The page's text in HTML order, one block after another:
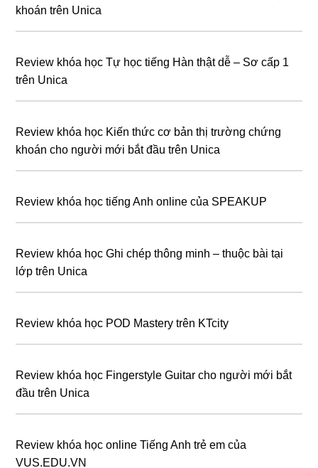
khoán trên Unica
Review khóa học Tự học tiếng Hàn thật dễ – Sơ cấp 1
trên Unica
Review khóa học Kiến thức cơ bản thị trường chứng
khoán cho người mới bắt đầu trên Unica
Review khóa học tiếng Anh online của SPEAKUP
Review khóa học Ghi chép thông minh – thuộc bài tại
lớp trên Unica
Review khóa học POD Mastery trên KTcity
Review khóa học Fingerstyle Guitar cho người mới bắt
đầu trên Unica
Review khóa học online Tiếng Anh trẻ em của
VUS.EDU.VN